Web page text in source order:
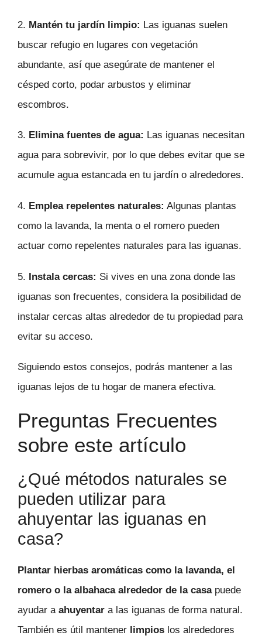
2. Mantén tu jardín limpio: Las iguanas suelen
buscar refugio en lugares con vegetación
abundante, así que asegúrate de mantener el
césped corto, podar arbustos y eliminar
escombros.
3. Elimina fuentes de agua: Las iguanas necesitan
agua para sobrevivir, por lo que debes evitar que se
acumule agua estancada en tu jardín o alrededores.
4. Emplea repelentes naturales: Algunas plantas
como la lavanda, la menta o el romero pueden
actuar como repelentes naturales para las iguanas.
5. Instala cercas: Si vives en una zona donde las
iguanas son frecuentes, considera la posibilidad de
instalar cercas altas alrededor de tu propiedad para
evitar su acceso.
Siguiendo estos consejos, podrás mantener a las
iguanas lejos de tu hogar de manera efectiva.
Preguntas Frecuentes
sobre este artículo
¿Qué métodos naturales se
pueden utilizar para
ahuyentar las iguanas en
casa?
Plantar hierbas aromáticas como la lavanda, el
romero o la albahaca alrededor de la casapuede
ayudar a ahuyentar a las iguanas de forma natural.
También es útil mantener limpios los alrededores